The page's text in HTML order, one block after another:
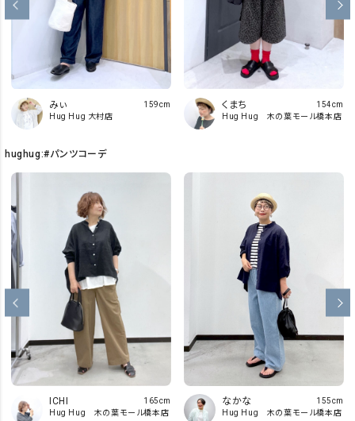
みぃ
Hug Hug 大村店
159cm くまち
Hug Hug 木の葉モール橋本店
154cm
hughug:#パンツコーデ
ICHI
Hug Hug 木の葉モール橋本店
165cm なかな
Hug Hug 木の葉モール橋本店
155cm